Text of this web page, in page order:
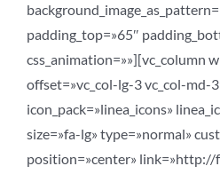
padding_top=»65″
css_animation=»»][vc_column
offset=»vc_col-lg-3 vc_col-md-
icon_pack=»linea_icons»
size=»fa-lg» type=»normal»
position=»center»